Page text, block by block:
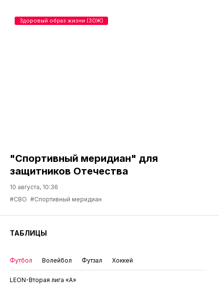
"Спортивный меридиан" для
защитников Отечества
10 августа, 10:36
#СВО #Спортивный меридиан
Здоровый образ жизни (ЗОЖ)
ТАБЛИЦЫ
Футбол Волейбол Футзал Хоккей
LEON-Вторая лига «А»